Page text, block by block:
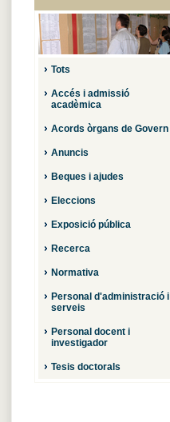
Tots
Accés i admissió
acadèmica
Acords òrgans de Govern
Anuncis
Beques i ajudes
Eleccions
Exposició pública
Recerca
Normativa
Personal d'administració i
serveis
Personal docent i
investigador
Tesis doctorals